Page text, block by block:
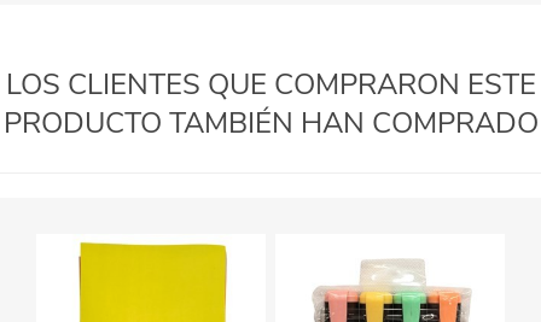
LOS CLIENTES QUE COMPRARON ESTE
PRODUCTO TAMBIÉN HAN COMPRADO